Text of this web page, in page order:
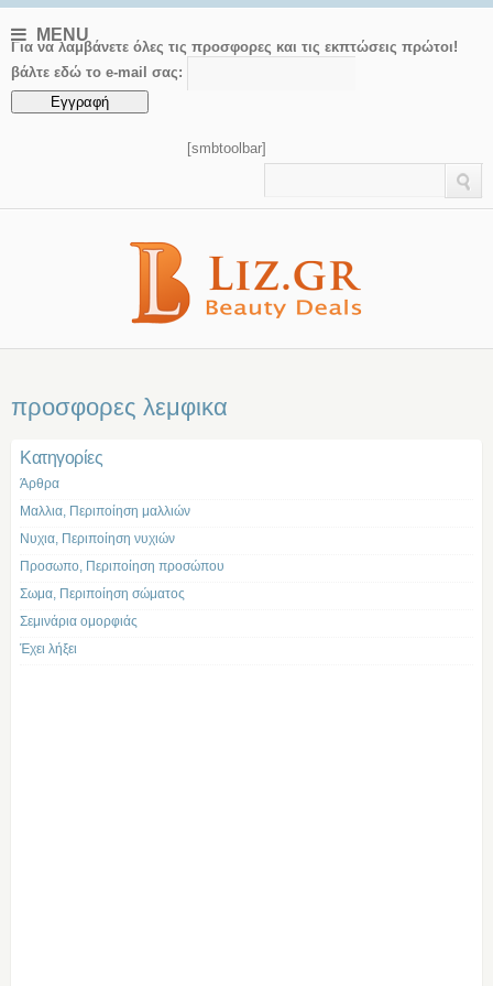
MENU
Για να λαμβάνετε όλες τις προσφορες και τις εκπτώσεις πρώτοι!
βάλτε εδώ το e-mail σας:
[smbtoolbar]
προσφορες λεμφικα
Kατηγορίες
Άρθρα
Μαλλια, Περιποίηση μαλλιών
Νυχια, Περιποίηση νυχιών
Προσωπο, Περιποίηση προσώπου
Σωμα, Περιποίηση σώματος
Σεμινάρια ομορφιάς
Έχει λήξει